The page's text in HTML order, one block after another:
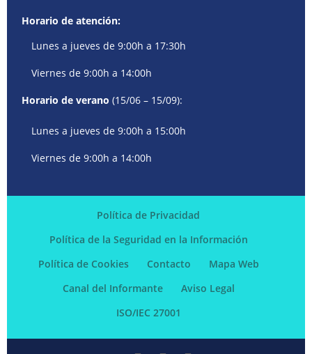
Horario de atención:
Lunes a jueves de 9:00h a 17:30h
Viernes de 9:00h a 14:00h
Horario de verano (15/06 – 15/09):
Lunes a jueves de 9:00h a 15:00h
Viernes de 9:00h a 14:00h
Política de Privacidad
Política de la Seguridad en la Información
Política de Cookies
Contacto
Mapa Web
Canal del Informante
Aviso Legal
ISO/IEC 27001